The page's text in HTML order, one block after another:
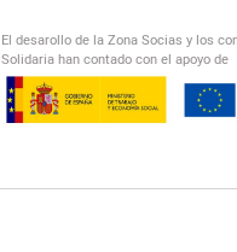
El desarollo de la Zona Socias y los
Solidaria han contado con el apoyo de